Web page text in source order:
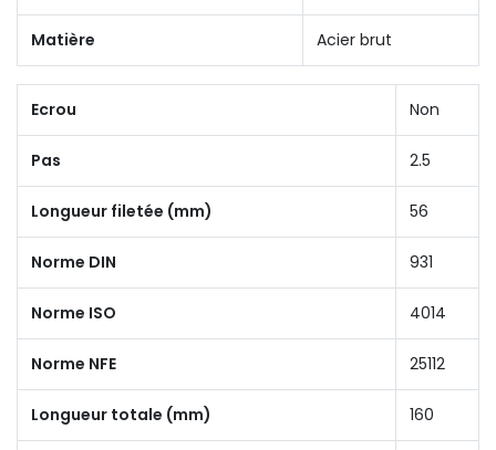
Matière Acier brut
Ecrou Non
Pas 2.5
Longueur filetée (mm) 56
Norme DIN 931
Norme ISO 4014
Norme NFE 25112
Longueur totale (mm) 160